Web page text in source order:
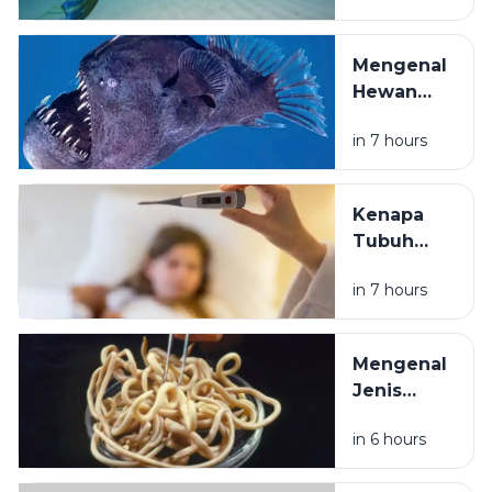
Bertahan
di Suhu
Ekstrem
Legenda
Laut Ini
Tetap
hingga
Kini?
Mengenal
Hewan
Dalam
Paling
Dunia
yang
Tanpa
Cahaya
Matahari
in 7 hours
Kenapa
Tubuh
Demam
Saat Sakit?
Ilmiahnya
in 7 hours
Mengenal
Jenis
Parasit
pada
in 6 hours